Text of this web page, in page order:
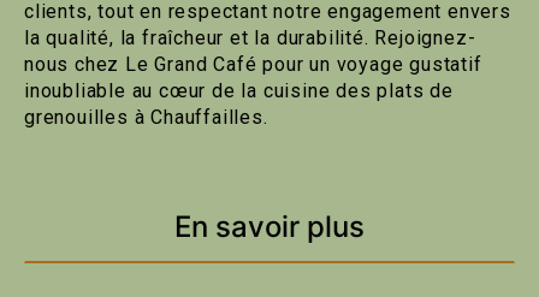
clients, tout en respectant notre engagement envers
la qualité, la fraîcheur et la durabilité. Rejoignez-
nous chez Le Grand Café pour un voyage gustatif
inoubliable au cœur de la cuisine des plats de
grenouilles à Chauffailles.
En savoir plus